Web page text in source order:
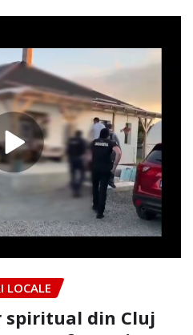
LOCALE
spiritual din Cluj